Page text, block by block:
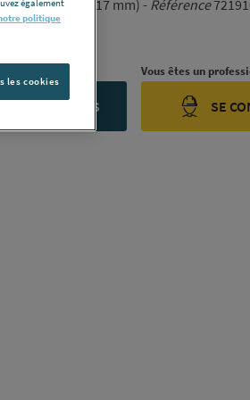
16 x 3/8" (12 x 17 mm) - Référence
NOUS
Vous êtes un
SE
également
politique
les cookies